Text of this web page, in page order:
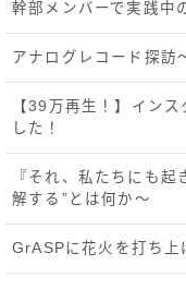
幹部メンバーで実践中
アナログレコード探訪
【39万再生！】イン
した！
『それ、私たちにも起
解する”とは何か～
GrASPに花火を打ち上